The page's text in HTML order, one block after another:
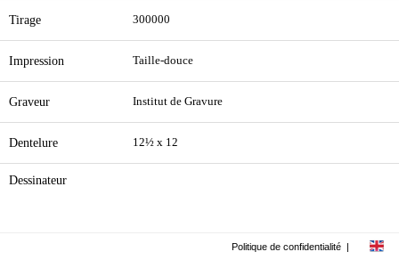
Tirage 300000
Impression Taille-douce
Graveur Institut de Gravure
Dentelure 12½ x 12
Dessinateur
Politique de confidentialité |